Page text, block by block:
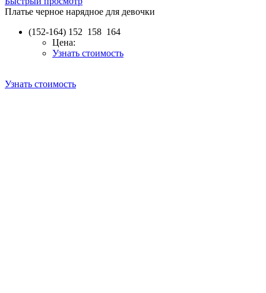
Платье черное нарядное для девочки
(152-164) 152 158 164
Цена:
Узнать стоимость
Узнать стоимость